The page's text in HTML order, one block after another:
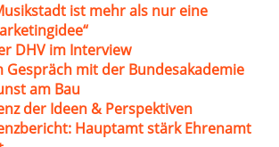
ist mehr als nur eine
DHV im Interview
Gespräch mit der Bundesakademie
am Bau
der Ideen & Perspektiven
Hauptamt stärk Ehrenamt